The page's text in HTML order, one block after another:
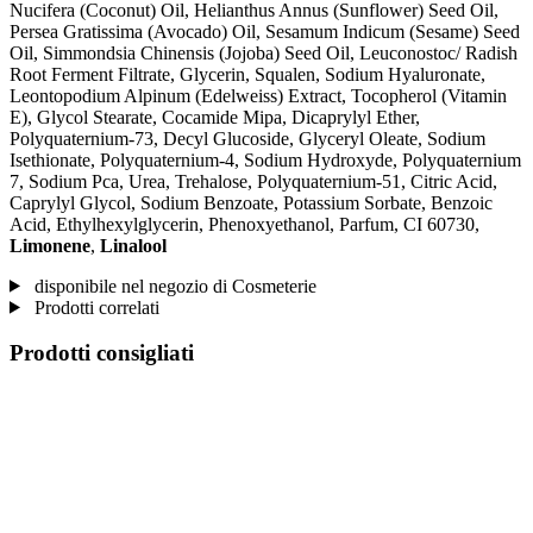
Nucifera (Coconut) Oil, Helianthus Annus (Sunflower) Seed Oil,
Persea Gratissima (Avocado) Oil, Sesamum Indicum (Sesame) Seed
Oil, Simmondsia Chinensis (Jojoba) Seed Oil, Leuconostoc/ Radish
Root Ferment Filtrate, Glycerin, Squalen, Sodium Hyaluronate,
Leontopodium Alpinum (Edelweiss) Extract, Tocopherol (Vitamin
E), Glycol Stearate, Cocamide Mipa, Dicaprylyl Ether,
Polyquaternium-73, Decyl Glucoside, Glyceryl Oleate, Sodium
Isethionate, Polyquaternium-4, Sodium Hydroxyde, Polyquaternium
7, Sodium Pca, Urea, Trehalose, Polyquaternium-51, Citric Acid,
Caprylyl Glycol, Sodium Benzoate, Potassium Sorbate, Benzoic
Acid, Ethylhexylglycerin, Phenoxyethanol, Parfum, CI 60730,
Limonene, Linalool
disponibile nel negozio di Cosmeterie
Prodotti correlati
Prodotti consigliati